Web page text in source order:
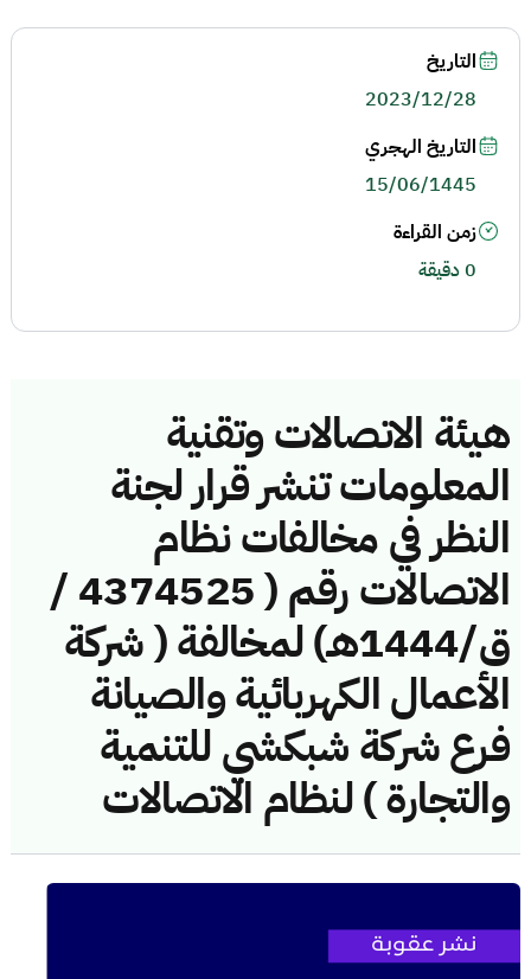
هيئة الاتصالات وتقنية
المعلومات تنشر قرار لجنة
النظر في مخالفات نظام
الاتصالات رقم ( 4374525 /
ق/1444هـ) لمخالفة ( شركة
الأعمال الكهربائية والصيانة
فرع شركة شبكشي للتنمية
والتجارة ) لنظام الاتصالات
التاريخ
2023/12/28
التاريخ الهجري
15/06/1445
زمن القراءة
0 دقيقة